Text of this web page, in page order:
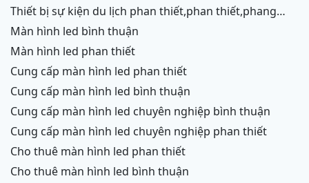
thiết bị sự kiện du lịch phan thiết,phan thiết,phang
rang,ninh chữ,vĩnh hy,cam ranh
màn hình led bình thuận
màn hình led phan thiết
cung cấp màn hình led phan thiết
cung cấp màn hình led bình thuận
cung cấp màn hình led chuyên nghiệp bình thuận
cung cấp màn hình led chuyên nghiệp phan thiết
cho thuê màn hình led phan thiết
cho thuê màn hình led bình thuận